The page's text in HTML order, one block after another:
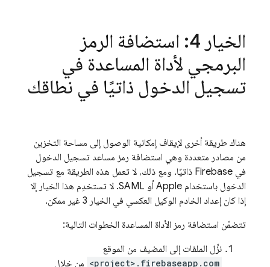
الخيار 4: استضافة الرمز
البرمجي لأداة المساعدة في
تسجيل الدخول ذاتيًا في نطاقك
هناك طريقة أخرى لإيقاف إمكانية الوصول إلى مساحة التخزين
من مصادر متعددة وهي استضافة رمز مساعد تسجيل الدخول
في Firebase ذاتيًا. ومع ذلك، لا تعمل هذه الطريقة مع تسجيل
الدخول باستخدام Apple أو SAML. لا تستخدِم هذا الخيار إلا
إذا كان إعداد الخادم الوكيل العكسي في الخيار 3 غير ممكن.
تتضمّن استضافة رمز الأداة المساعدة الخطوات التالية:
نزِّل الملفات إلى المضيف من الموقع
<project>.firebaseapp.com من خلال